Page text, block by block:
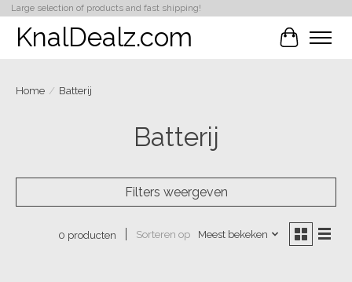
Large selection of products and fast shipping!
KnalDealz.com
Home / Batterij
Batterij
Filters weergeven
0 producten Sorteren op Meest bekeken